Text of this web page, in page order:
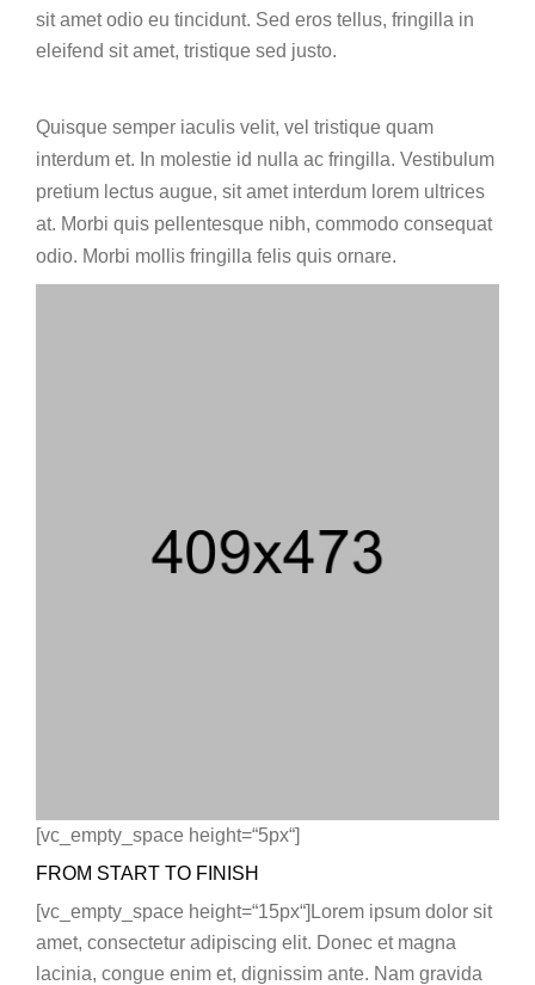
sit amet odio eu tincidunt. Sed eros tellus, fringilla in
eleifend sit amet, tristique sed justo.
Quisque semper iaculis velit, vel tristique quam
interdum et. In molestie id nulla ac fringilla. Vestibulum
pretium lectus augue, sit amet interdum lorem ultrices
at. Morbi quis pellentesque nibh, commodo consequat
odio. Morbi mollis fringilla felis quis ornare.
[vc_empty_space height=“5px“]
FROM START TO FINISH
[vc_empty_space height=“15px“]Lorem ipsum dolor sit
amet, consectetur adipiscing elit. Donec et magna
lacinia, congue enim et, dignissim ante. Nam gravida